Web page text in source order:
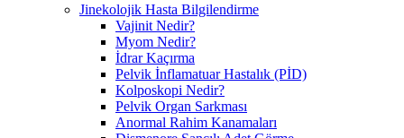
Jinekolojik Hasta Bilgilendirme
Vajinit Nedir?
Myom Nedir?
İdrar Kaçırma
Pelvik İnflamatuar Hastalık (PİD)
Kolposkopi Nedir?
Pelvik Organ Sarkması
Anormal Rahim Kanamaları